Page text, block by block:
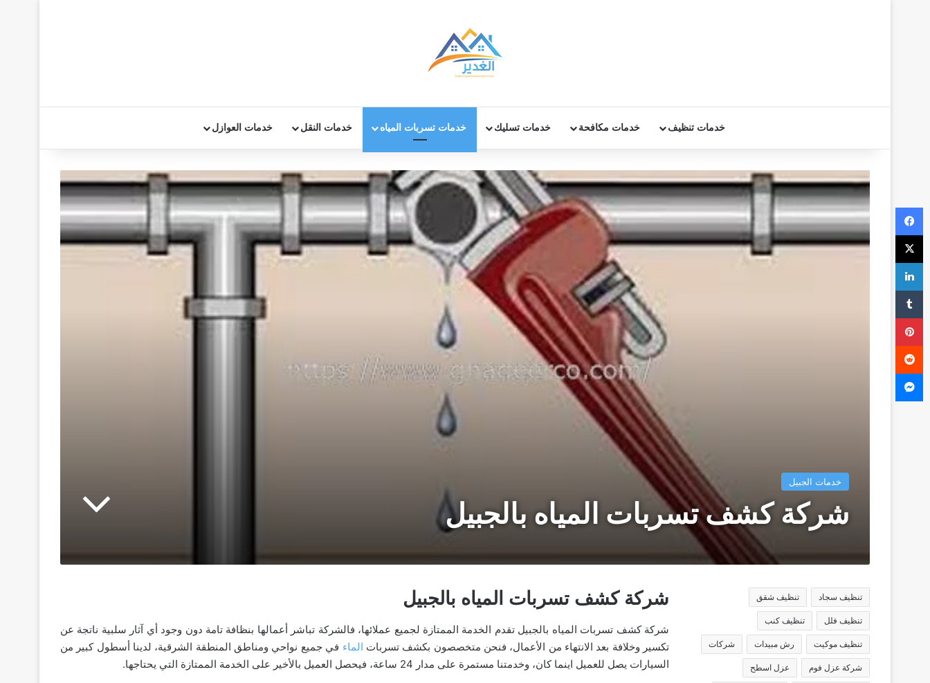
خدمات تنظيف خدمات مكافحة خدمات تسليك خدمات تسربات المياه خدمات النقل خدمات العوازل
خدمات الجبيل
شركة كشف تسربات المياه بالجبيل
شركة كشف تسربات المياه بالجبيل
شركة كشف تسربات المياه بالجبيل تقدم الخدمة الممتازة لجميع عملائها، فالشركة تباشر أعمالها بنظافة تامة دون وجود أي آثار سلبية ناتجة عن
تكسير وخلافة بعد الانتهاء من الأعمال، فنحن متخصصون بكشف تسربات الماء في جميع نواحي ومناطق المنطقة الشرقية، لدينا أسطول كبير من
السيارات يصل للعميل اينما كان، وخدمتنا مستمرة على مدار 24 ساعة، فيحصل العميل بالأخير على الخدمة الممتازة التي يحتاجها.
تنظيف سجاد تنظيف شقق
تنظيف فلل تنظيف كنب
تنظيف موكيت رش مبيدات شركات
شركة عزل فوم عزل اسطح
فيسبوك